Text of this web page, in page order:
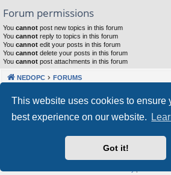
This website uses cookies to ensure
best experience on our website.
Got it!
Forum permissions
You cannot post new topics in this forum
You cannot reply to topics in this forum
You cannot edit your posts in this forum
You cannot delete your posts in this forum
You cannot post attachments in this forum
NEDOPC FORUMS
Powered byphpBB® Forum Software ©
Our VPS Hosting By
This server is located in London
Server admin:mastodon.social/